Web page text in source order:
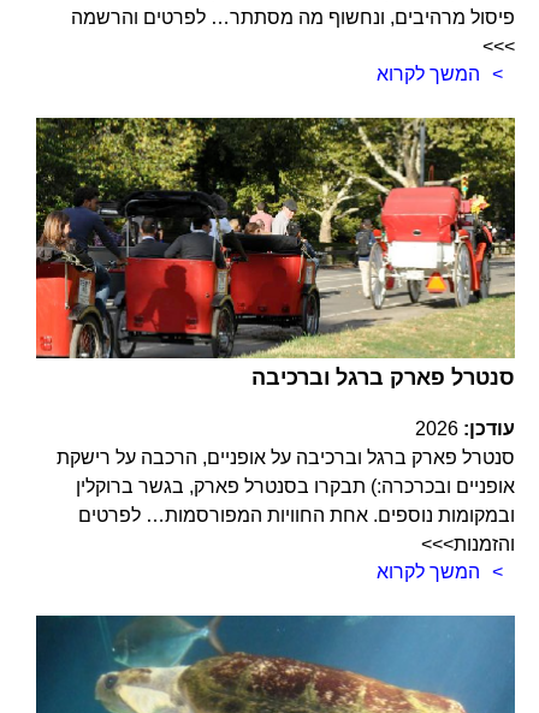
פיסול מרהיבים, ונחשוף מה מסתתר… לפרטים והרשמה
>>>
המשך לקרוא
סנטרל פארק ברגל וברכיבה
עודכן: 2026
סנטרל פארק ברגל וברכיבה על אופניים, הרכבה על רישקת
אופניים ובכרכרה:) תבקרו בסנטרל פארק, בגשר ברוקלין
ובמקומות נוספים. אחת החוויות המפורסמות… לפרטים
והזמנות>>>
המשך לקרוא